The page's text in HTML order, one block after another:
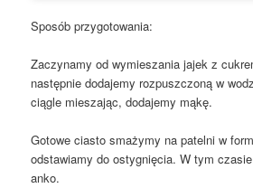
Sposób przygotowania:
Zaczynamy od wymieszania jajek z
następnie dodajemy rozpuszczoną w
ciągle mieszając, dodajemy mąkę.
Gotowe ciasto smażymy na patelni w
odstawiamy do ostygnięcia. W tym
anko.